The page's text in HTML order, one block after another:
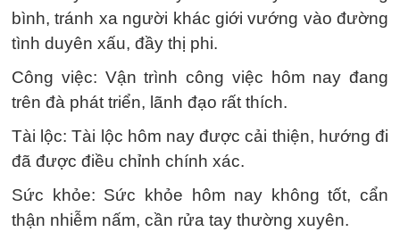
bình, tránh xa người khác giới vướng vào đường
tình duyên xấu, đầy thị phi.
Công việc: Vận trình công việc hôm nay đang
trên đà phát triển, lãnh đạo rất thích.
Tài lộc: Tài lộc hôm nay được cải thiện, hướng đi
đã được điều chỉnh chính xác.
Sức khỏe: Sức khỏe hôm nay không tốt, cẩn
thận nhiễm nấm, cần rửa tay thường xuyên.